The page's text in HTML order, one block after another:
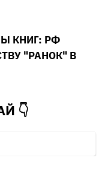
КНИГ: РФ
"РАНОК" В
👇